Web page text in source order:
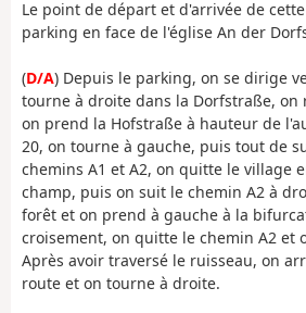
Le point de départ et d'arrivée de
parking en face de l'église An der
(D/A) Depuis le parking, on se dirige
tourne à droite dans la Dorfstraße, on
on prend la Hofstraße à hauteur de
20, on tourne à gauche, puis tout de
chemins A1 et A2, on quitte le village
champ, puis on suit le chemin A2 à
forêt et on prend à gauche à la
croisement, on quitte le chemin A2 et
Après avoir traversé le ruisseau, on
route et on tourne à droite.